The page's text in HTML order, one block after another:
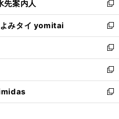
く
ド
ウ
で
開
く
ィ
ン
ド
ウ
で
開
く
い
ウ
ィ
ン
ド
ウ
で
開
く
先案内人
新
し
い
ウ
ィ
ン
ド
ウ
で
開
みタイ yomitai
新
し
い
ウ
ィ
ン
ド
ウ
新
し
い
ウ
ィ
ン
新
し
い
ウ
新
し